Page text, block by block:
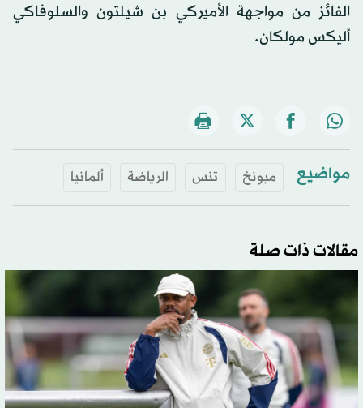
الفائز من مواجهة الأميركي بن شيلتون والسلوفاكي
أليكس مولكان.
مواضيع ميونخ تنس الرياضة ألمانيا
مقالات ذات صلة